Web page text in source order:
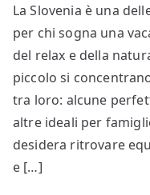
La Slovenia è una
per chi sogna una
del relax e della
piccolo si
tra loro: alcune
altre ideali per
desidera ritrovare
e […]